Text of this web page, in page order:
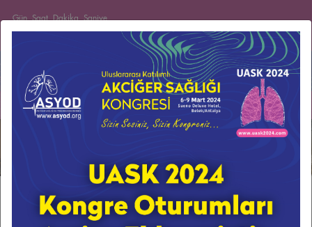
Gün Saat Dakika Saniye
Sueno Deluxe Hotel
6-10 Mart 2024
Kongre Lokasyonu:Belek - Antalya
Menu
DAVET